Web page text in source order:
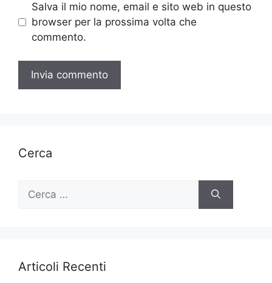
Salva il mio nome, email e sito web in questo
browser per la prossima volta che
commento.
Cerca
per:
Articoli Recenti